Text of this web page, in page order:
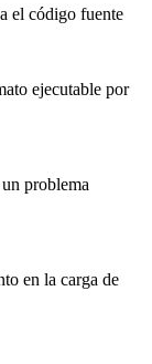
el código fuente
ejecutable por
problema
en la carga de